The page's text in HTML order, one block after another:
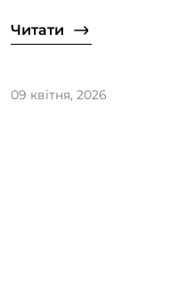
Читати
09 квітня, 2026